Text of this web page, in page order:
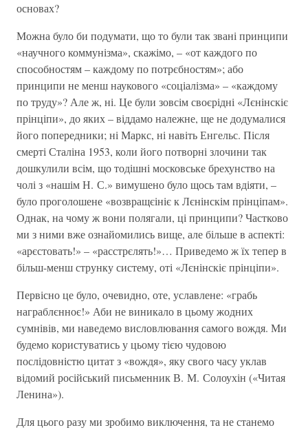
основах?
Можна було би подумати, що то були так звані принципи
«научного коммунізма», скажімо, – «от каждого по
способностям – каждому по потрєбностям»; або
принципи не менш наукового «соціалізма» – «каждому
по труду»? Але ж, ні. Це були зовсім своєрідні «Лєнінскіє
прінціпи», до яких – віддамо належне, ще не додумалися
його попередники; ні Маркс, ні навіть Енгельс. Після
смерті Сталіна 1953, коли його потворні злочини так
дошкулили всім, що тодішні московське брехунство на
чолі з «нашім Н. С.» вимушено було щось там вдіяти, –
було проголошене «возвращєініє к Лєнінскім прінціпам».
Однак, на чому ж вони полягали, ці принципи? Частково
ми з ними вже ознайомились вище, але більше в аспекті:
«арєстовать!» – «расстрєлять!»… Приведемо ж їх тепер в
більш-менш струнку систему, оті «Лєнінскіє прінціпи».
Первісно це було, очевидно, оте, уславлене: «грабь
награблєнноє!» Аби не виникало в цьому жодних
сумнівів, ми наведемо висловлювання самого вождя. Ми
будемо користуватись у цьому тією чудовою
послідовністю цитат з «вождя», яку свого часу уклав
відомий російський письменник В. М. Солоухін («Читая
Ленина»).
Для цього разу ми зробимо виключення, та не станемо